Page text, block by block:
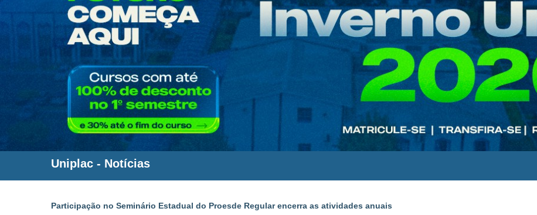
Uniplac - Notícias
Participação no Seminário Estadual do Proesde Regular encerra as atividades anuais